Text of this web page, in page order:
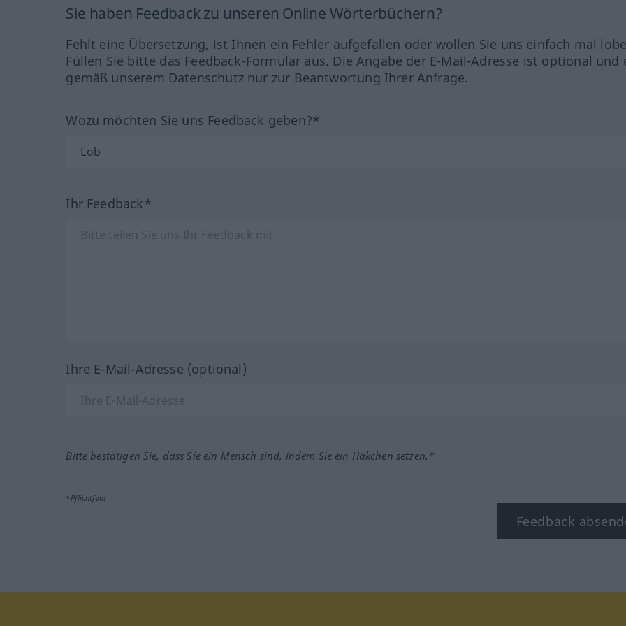
Sie haben Feedback zu unseren Online Wörterbüchern?
Fehlt eine Übersetzung, ist Ihnen ein Fehler aufgefallen oder wollen Sie uns einfach mal
Füllen Sie bitte das Feedback-Formular aus. Die Angabe der E-Mail-Adresse ist optional und
gemäß unserem Datenschutz nur zur Beantwortung Ihrer Anfrage.
Wozu möchten Sie uns Feedback geben?*
Ihr Feedback*
Ihre E-Mail-Adresse (optional)
Bitte bestätigen Sie, dass Sie ein Mensch sind, indem Sie ein Häkchen setzen.*
*Pflichtfeld
Feedback